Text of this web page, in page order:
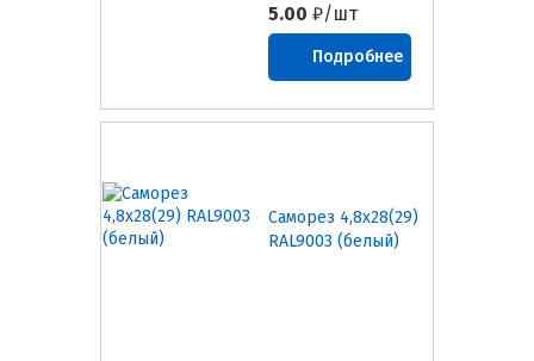
5.00 ₽/шт
Подробнее
Саморез 4,8х28(29)
RAL9003 (белый)